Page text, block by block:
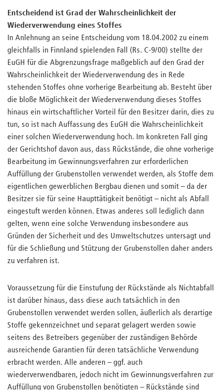
Entscheidend ist Grad der Wahrscheinlichkeit der
Wiederverwendung eines Stoffes
In Anlehnung an seine Entscheidung vom 18.04.2002 zu einem
gleichfalls in Finnland spielenden Fall (Rs. C-9/00) stellte der
EuGH für die Abgrenzungsfrage maßgeblich auf den Grad der
Wahrscheinlichkeit der Wiederverwendung des in Rede
stehenden Stoffes ohne vorherige Bearbeitung ab. Besteht über
die bloße Möglichkeit der Wiederverwendung dieses Stoffes
hinaus ein wirtschaftlicher Vorteil für den Besitzer darin, dies zu
tun, so ist nach Auffassung des EuGH die Wahrscheinlichkeit
einer solchen Wiederverwendung hoch. Im konkreten Fall ging
der Gerichtshof davon aus, dass Rückstände, die ohne vorherige
Bearbeitung im Gewinnungsverfahren zur erforderlichen
Auffüllung der Grubenstollen verwendet werden, als Stoffe dem
eigentlichen gewerblichen Bergbau dienen und somit – da der
Besitzer sie für seine Haupttätigkeit benötigt – nicht als Abfall
eingestuft werden können. Etwas anderes soll lediglich dann
gelten, wenn eine solche Verwendung insbesondere aus
Gründen der Sicherheit und des Umweltschutzes untersagt und
für die Schließung und Stützung der Grubenstollen daher anders
zu verfahren ist.
Voraussetzung für die Einstufung der Rückstände als Nichtabfall
ist darüber hinaus, dass diese auch tatsächlich in den
Grubenstollen verwendet werden sollen, äußerlich als derartige
Stoffe gekennzeichnet und separat gelagert werden sowie
seitens des Betreibers gegenüber der zuständigen Behörde
ausreichende Garantien für deren tatsächliche Verwendung
erbracht werden. Alle anderen – ggf. auch
wiederverwendbaren, jedoch nicht im Gewinnungsverfahren zur
Auffüllung von Grubenstollen benötigten – Rückstände sind